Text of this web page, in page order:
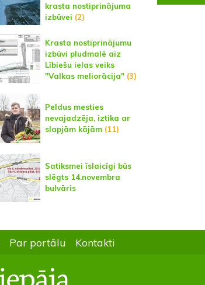
krasta nostiprinājuma
izbūvei (2)
Krasta nostiprinājumu
izbūvi pludmalē aiz
Lībiešu ielas veiks
"Valkas meliorācija"(3)
Peldus mesties
nevajadzēja, iztika ar
slapjām kājām(11)
Satiksmei īslaicīgi būs
slēgts 14.novembra
bulvāris
Par portālu Kontakti